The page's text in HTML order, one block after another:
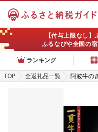
【付与上限なし
ふるなびや全国の
ランキング
TOP
全返礼品一覧
阿波牛の
お取り寄